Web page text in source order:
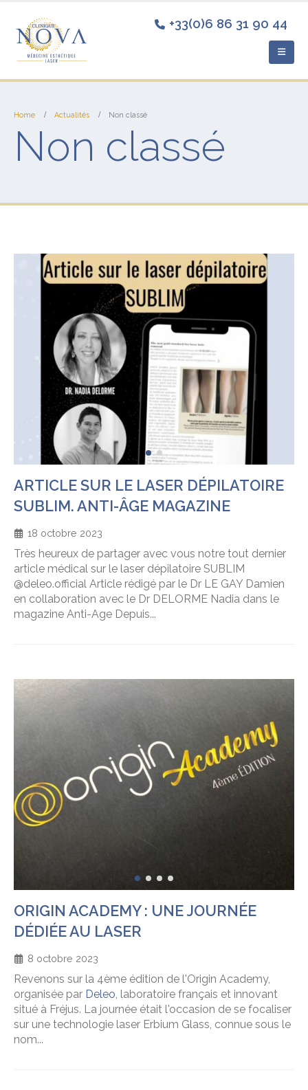
+33(0)6 86 31 90 44
Home Actualités Non classé
Non classé
ARTICLE SUR LE LASER DÉPILATOIRE
SUBLIM. ANTI-ÂGE MAGAZINE
18 octobre 2023
Très heureux de partager avec vous notre tout dernier
article médical sur le laser dépilatoire SUBLIM
@deleo.official Article rédigé par le Dr LE GAY Damien
en collaboration avec le Dr DELORME Nadia dans le
magazine Anti-Age Depuis...
ORIGIN ACADEMY : UNE JOURNÉE
DÉDIÉE AU LASER
8 octobre 2023
Revenons sur la 4ème édition de l'Origin Academy,
organisée par Deleo , laboratoire français et innovant
situé à Fréjus. La journée était l'occasion de se focaliser
sur une technologie laser Erbium Glass, connue sous le
nom...